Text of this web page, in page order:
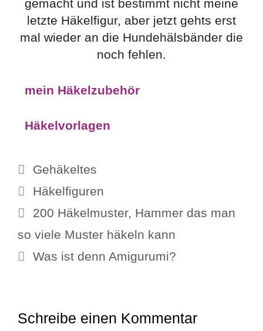
gemacht und ist bestimmt nicht meine
letzte Häkelfigur, aber jetzt gehts erst
mal wieder an die Hundehälsbänder die
noch fehlen.
mein Häkelzubehör
Häkelvorlagen
Kategorien
Gehäkeltes
Schlagwörter
Häkelfiguren
200 Häkelmuster, Hammer das man
so viele Muster häkeln kann
Was ist denn Amigurumi?
Schreibe einen Kommentar